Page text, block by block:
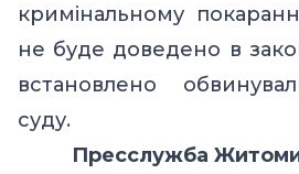
кримінальному
не буде доведено в
встановлено
суду.
Пресслужба